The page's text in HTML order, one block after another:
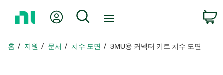
지
내 계정 검색
홈 지원 문서 치수 도면 SMU용 커넥터 키트 치수 도면